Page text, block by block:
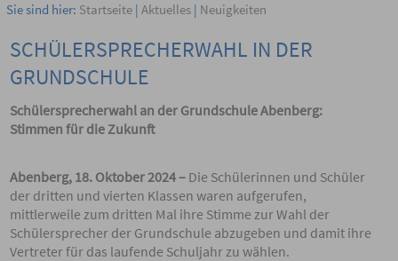
Sie sind hier: Startseite| Aktuelles| Neuigkeiten
SCHÜLERSPRECHERWAHL IN DER
GRUNDSCHULE
Schülersprecherwahl an der Grundschule Abenberg:
Stimmen für die Zukunft
Abenberg, 18. Oktober 2024 – Die Schülerinnen und Schüler
der dritten und vierten Klassen waren aufgerufen,
mittlerweile zum dritten Mal ihre Stimme zur Wahl der
Schülersprecher der Grundschule abzugeben und damit ihre
Vertreter für das laufende Schuljahr zu wählen.